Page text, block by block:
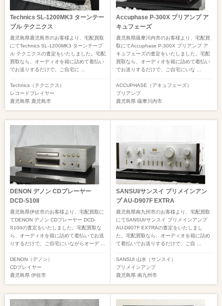
Technics SL-1200MK3 ターンテー
ブル テクニクス
鹿児島県鹿児島市のお客様より、宅配買取
にてTechnics SL-1200MK3 ターンテーブ
ル テクニクスの査定をいたしました。宅配
買取なら、オーディオを箱に詰めて着払い
でお送りするだけで、ご自宅に ...
Technics（テクニクス）
レコードプレイヤー
鹿児島県 鹿児島市
Accuphase P-300X プリアンプ ア
キュフェーズ
鹿児島県薩摩川内市のお客様より、宅配買
取にてAccuphase P-300X プリアンプ ア
キュフェーズの査定をいたしました。宅配
買取なら、オーディオを箱に詰めて着払い
でお送りするだけで、ご自宅にいな ...
ACCUPHASE（アキュフェーズ）
プリアンプ
鹿児島県 薩摩川内市
DENON デノン CDプレーヤー
DCD-S10II
鹿児島県伊佐市のお客様より、宅配買取に
てDENON デノン CDプレーヤー DCD-
S10IIの査定をいたしました。宅配買取な
ら、オーディオを箱に詰めて着払いでお送
りするだけで、ご自宅にいながらオーデ ...
DENON（デノン）
CDプレイヤー
鹿児島県 伊佐市
SANSUI/サンスイ プリメインアン
プ AU-D907F EXTRA
鹿児島県南九州市のお客様より、宅配買取
にてSANSUI/サンスイ プリメインアンプ
AU-D907F EXTRAの査定をいたしまし
た。宅配買取なら、オーディオを箱に詰め
て着払いでお送りするだけで、ご自 ...
SANSUI 山水（サンスイ）
プリメインアンプ
鹿児島県 南九州市